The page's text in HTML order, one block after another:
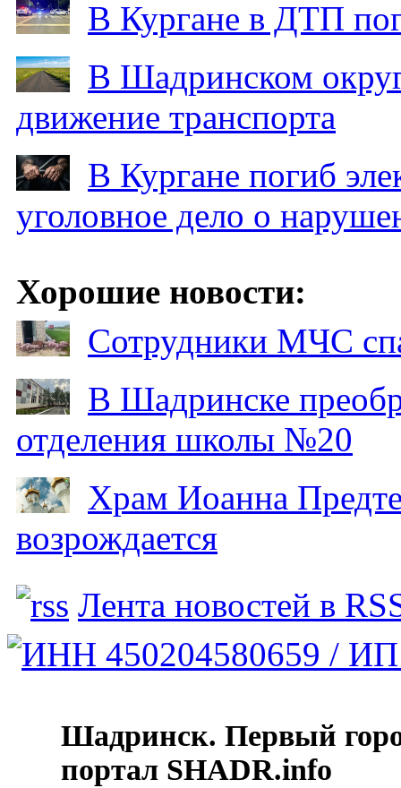
В Кургане в ДТП
В Шадринском
движение транспорта
В Кургане погиб
уголовное дело о
Хорошие новости:
Сотрудники МЧС
В Шадринске
отделения школы №20
Храм Иоанна
возрождается
Лента новостей в
Шадринск. Первый
портал SHADR.info